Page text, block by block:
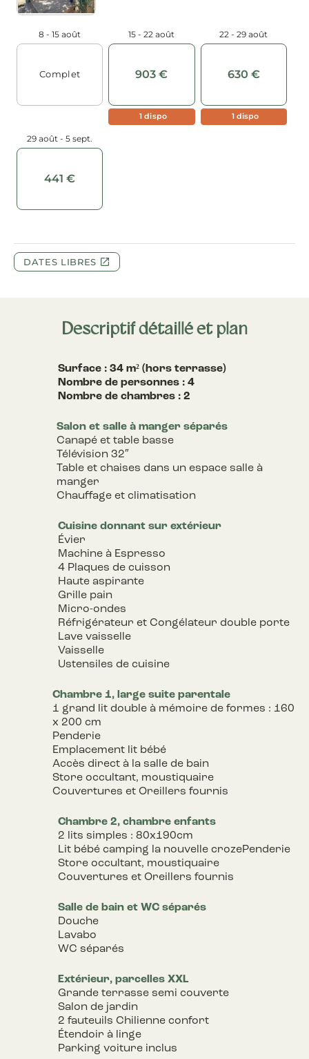
Descriptif détaillé et plan
Surface : 34 m² (hors terrasse)
Nombre de personnes : 4
Nombre de chambres : 2
Salon et salle à manger séparés
Canapé et table basse
Télévision 32″
Table et chaises dans un espace salle à
manger
Chauffage et climatisation
Cuisine donnant sur extérieur
Évier
Machine à Espresso
4 Plaques de cuisson
Haute aspirante
Grille pain
Micro-ondes
Réfrigérateur et Congélateur double porte
Lave vaisselle
Vaisselle
Ustensiles de cuisine
Chambre 1, large suite parentale
1 grand lit double à mémoire de formes : 160
x 200 cm
Penderie
Emplacement lit bébé
Accès direct à la salle de bain
Store occultant, moustiquaire
Couvertures et Oreillers fournis
Chambre 2, chambre enfants
2 lits simples : 80x190cm
Lit bébé camping la nouvelle crozePenderie
Store occultant, moustiquaire
Couvertures et Oreillers fournis
Salle de bain et WC séparés
Douche
Lavabo
WC séparés
Extérieur, parcelles XXL
Grande terrasse semi couverte
Salon de jardin
2 fauteuils Chilienne confort
Étendoir à linge
Parking voiture inclus